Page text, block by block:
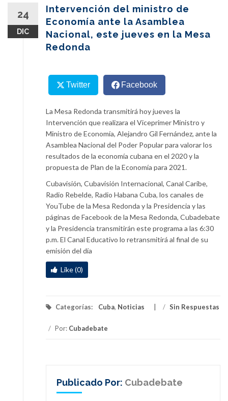
24
DIC
Intervención del ministro de
Economía ante la Asamblea
Nacional, este jueves en la Mesa
Redonda
Twitter Facebook
La Mesa Redonda transmitirá hoy jueves la
Intervención que realizara el Viceprimer Ministro y
Ministro de Economía, Alejandro Gil Fernández, ante la
Asamblea Nacional del Poder Popular para valorar los
resultados de la economía cubana en el 2020 y la
propuesta de Plan de la Economía para 2021.
Cubavisión, Cubavisión Internacional, Canal Caribe,
Radio Rebelde, Radio Habana Cuba, los canales de
YouTube de la Mesa Redonda y la Presidencia y las
páginas de Facebook de la Mesa Redonda, Cubadebate
y la Presidencia transmitirán este programa a las 6:30
p.m. El Canal Educativo lo retransmitirá al final de su
emisión del día
Like (0)
Categorías: Cuba, Noticias / Sin Respuestas
/ Por: Cubadebate
Publicado Por: Cubadebate